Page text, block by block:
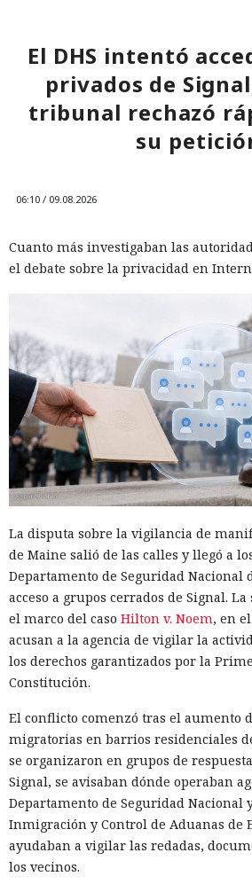
El DHS intentó
privados de
tribunal rechazó
su
06:10 / 09.08.2026
Cuanto más investigaban las
el debate sobre la privacidad en
La disputa sobre la vigilancia de
de Maine salió de las calles y llegó a
Departamento de Seguridad Nacional
acceso a grupos cerrados de Signal.
el marco del caso Hilton v. Noem, en
acusan a la agencia de vigilar la
los derechos garantizados por la
Constitución.
El conflicto comenzó tras el aumento
migratorias en barrios residenciales
se organizaron en grupos de
Signal, se avisaban dónde operaban
Departamento de Seguridad Nacional
Inmigración y Control de Aduanas de
ayudaban a vigilar las redadas,
los vecinos.